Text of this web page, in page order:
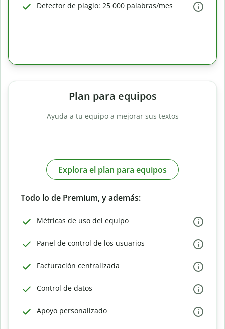
Detector de plagio: 25 000 palabras/mes
Plan para equipos
Ayuda a tu equipo a mejorar sus textos
Explora el plan para equipos
Todo lo de Premium, y además:
Métricas de uso del equipo
Panel de control de los usuarios
Facturación centralizada
Control de datos
Apoyo personalizado